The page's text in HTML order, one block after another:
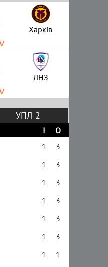
Харків
ЛНЗ
УПЛ-2
І
О
1
3
1
3
1
3
1
3
1
3
1
3
1
1